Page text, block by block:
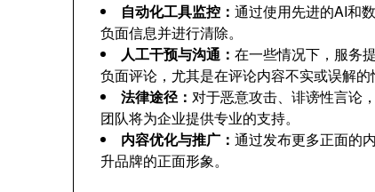
自动化工具监控： 通过使用先进的AI和
负面信息并进行清除。
人工干预与沟通： 在一些情况下，服务
负面评论，尤其是在评论内容不实或误解的
法律途径： 对于恶意攻击、诽谤性言论
团队将为企业提供专业的支持。
内容优化与推广： 通过发布更多正面的
升品牌的正面形象。